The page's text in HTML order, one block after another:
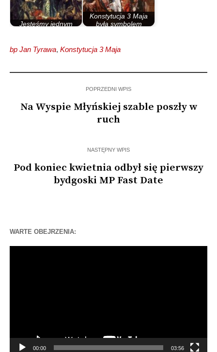
Jesteśmy jednym
Konstytucja 3 Maja
była symbolem
bp Jan Tyrawa, Konstytucja 3 Maja
POPRZEDNI WPIS
Na Wyspie Młyńskiej szable poszły w
ruch
NASTĘPNY WPIS
Pod koniec kwietnia odbył się pierwszy
bydgoski MP Fast Date
WARTE OBEJRZENIA:
00:00 03:56